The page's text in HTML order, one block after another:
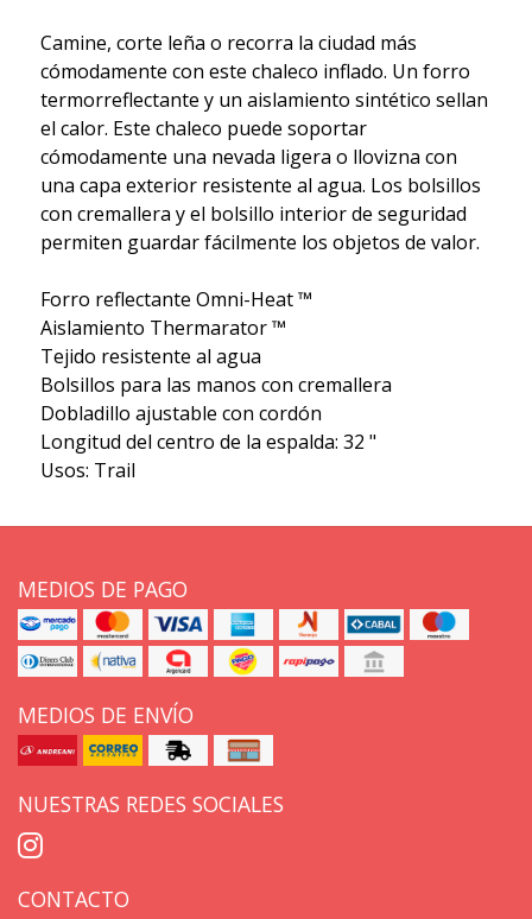
Camine, corte leña o recorra la ciudad más
cómodamente con este chaleco inflado. Un forro
termorreflectante y un aislamiento sintético sellan
el calor. Este chaleco puede soportar
cómodamente una nevada ligera o llovizna con
una capa exterior resistente al agua. Los bolsillos
con cremallera y el bolsillo interior de seguridad
permiten guardar fácilmente los objetos de valor.
Forro reflectante Omni-Heat ™
Aislamiento Thermarator ™
Tejido resistente al agua
Bolsillos para las manos con cremallera
Dobladillo ajustable con cordón
Longitud del centro de la espalda: 32 "
Usos: Trail
MEDIOS DE PAGO
MEDIOS DE ENVÍO
NUESTRAS REDES SOCIALES
CONTACTO